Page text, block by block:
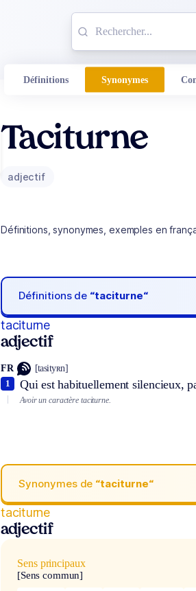
Définitions Synonymes
Taciturne
adjectif
Définitions, synonymes, exemples en
Définitions de “taciturne“
taciturne
adjectif
FR [tasityʀn]
Qui est habituellement silencieux,
1
Avoir un caractère taciturne.
Synonymes de “taciturne“
taciturne
adjectif
Sens principaux
[Sens commun]